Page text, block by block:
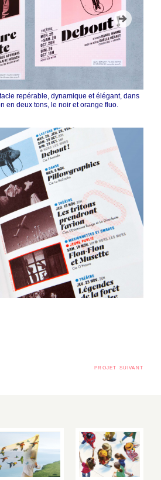
repérable, dynamique et élégant, dans
en deux tons, le noir et orange fluo.
projet suivant